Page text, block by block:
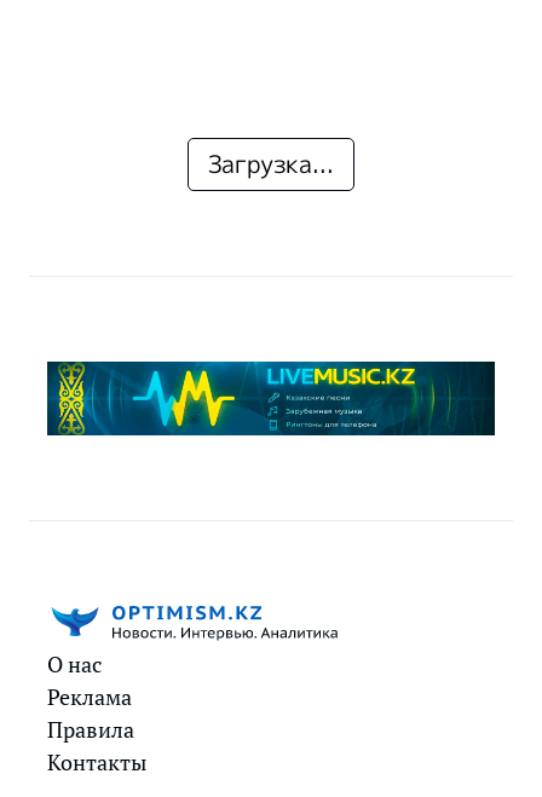
Загрузка...
О нас
Реклама
Правила
Контакты